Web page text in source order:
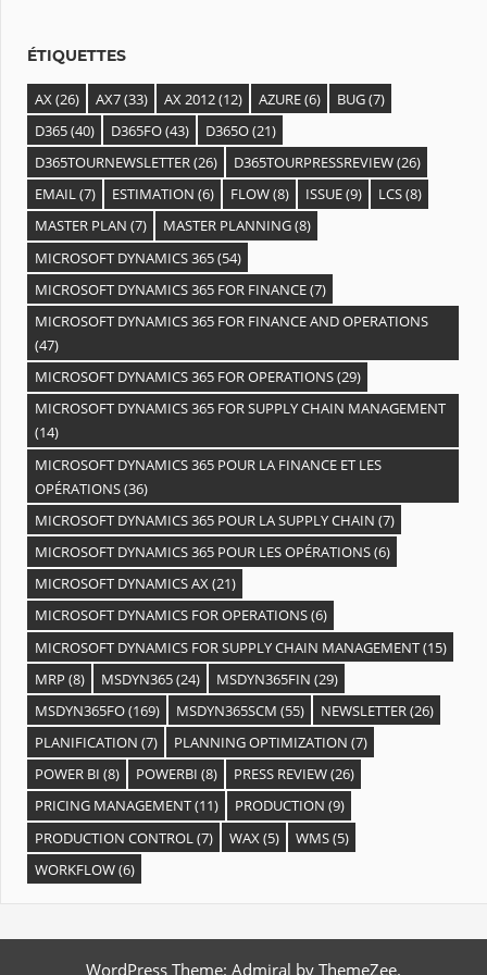
ÉTIQUETTES
AX(26) AX7(33) AX 2012(12) AZURE(6) BUG(7)
D365(40) D365FO(43) D365O(21)
D365TOURNEWSLETTER(26) D365TOURPRESSREVIEW(26)
EMAIL(7) ESTIMATION (6) FLOW(8) ISSUE(9) LCS(8)
MASTER PLAN (7) MASTER PLANNING(8)
MICROSOFT DYNAMICS 365(54)
MICROSOFT DYNAMICS 365 FOR FINANCE(7)
MICROSOFT DYNAMICS 365 FOR FINANCE AND OPERATIONS
(47)
MICROSOFT DYNAMICS 365 FOR OPERATIONS(29)
MICROSOFT DYNAMICS 365 FOR SUPPLY CHAIN MANAGEMENT
(14)
MICROSOFT DYNAMICS 365 POUR LA FINANCE ET LES
OPÉRATIONS(36)
MICROSOFT DYNAMICS 365 POUR LA SUPPLY CHAIN (7)
MICROSOFT DYNAMICS 365 POUR LES OPÉRATIONS(6)
MICROSOFT DYNAMICS AX(21)
MICROSOFT DYNAMICS FOR OPERATIONS(6)
MICROSOFT DYNAMICS FOR SUPPLY CHAIN MANAGEMENT(15)
MRP (8) MSDYN365(24) MSDYN365FIN (29)
MSDYN365FO(169) MSDYN365SCM (55) NEWSLETTER(26)
PLANIFICATION (7) PLANNING OPTIMIZATION (7)
POWER BI (8) POWERBI (8) PRESS REVIEW(26)
PRICING MANAGEMENT(11) PRODUCTION (9)
PRODUCTION CONTROL(7) WAX(5) WMS(5)
WORKFLOW(6)
WordPress Theme: Admiral by ThemeZee.